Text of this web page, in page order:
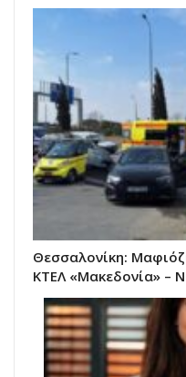
Θεσσαλονίκη:
ΚΤΕΛ «Μακεδονία» –